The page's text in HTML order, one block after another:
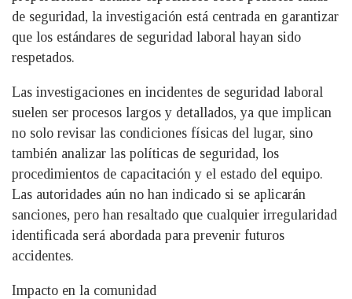
de seguridad, la investigación está centrada en garantizar
que los estándares de seguridad laboral hayan sido
respetados.
Las investigaciones en incidentes de seguridad laboral
suelen ser procesos largos y detallados, ya que implican
no solo revisar las condiciones físicas del lugar, sino
también analizar las políticas de seguridad, los
procedimientos de capacitación y el estado del equipo.
Las autoridades aún no han indicado si se aplicarán
sanciones, pero han resaltado que cualquier irregularidad
identificada será abordada para prevenir futuros
accidentes.
Impacto en la comunidad